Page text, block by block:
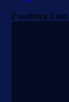
2 sedmica 3 dan